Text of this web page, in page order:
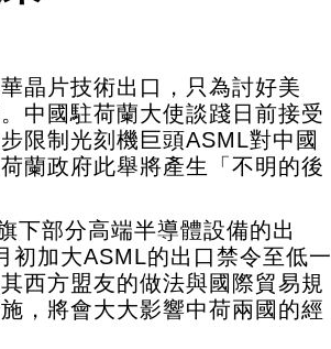
晶片技術出口，只為討好美
中國駐荷蘭大使談踐日前接受
限制光刻機巨頭ASML對中國
蘭政府此舉將產生「不明的後
下部分高端半導體設備的出
初加大ASML的出口禁令至低一
西方盟友的做法與國際貿易規
，將會大大影響中荷兩國的經